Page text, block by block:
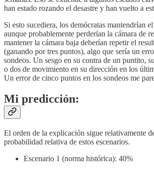
han estado rozando el desastre y han vuelto a
Si esto sucediera, los demócratas mantendrían
aunque probablemente perderían la cámara de
mantener la cámara baja deberían repetir el
(ganando por tres puntos), algo que sería un
sondeos. Un sesgo en su contra de un puntito,
o dos de movimiento en su dirección en los
Un error de cinco puntos en los sondeos me
Mi predicción:
El orden de la explicación sigue relativamente
probabilidad relativa de estos escenarios.
Escenario 1 (norma histórica): 40%